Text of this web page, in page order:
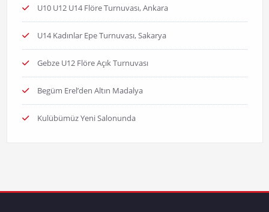
U10 U12 U14 Flöre Turnuvası, Ankara
U14 Kadınlar Epe Turnuvası, Sakarya
Gebze U12 Flöre Açık Turnuvası
Begüm Erel’den Altın Madalya
Kulübümüz Yeni Salonunda